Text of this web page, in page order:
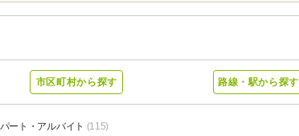
市区町村から探す 路線・駅から探す
パート・アルバイト (115)